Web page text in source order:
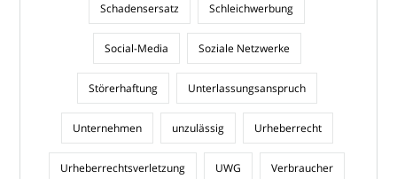
Schadensersatz Schleichwerbung
Social-Media Soziale Netzwerke
Störerhaftung Unterlassungsanspruch
Unternehmen unzulässig Urheberrecht
Urheberrechtsverletzung UWG Verbraucher